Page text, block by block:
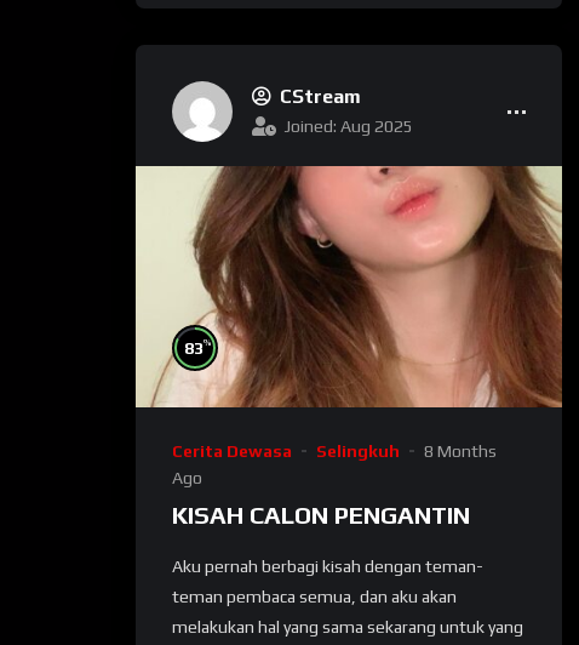
CStream
Joined: Aug 2025
83%
Cerita Dewasa Selingkuh
8 Months
Ago
KISAH CALON PENGANTIN
Aku pernah berbagi kisah dengan teman-
teman pembaca semua, dan aku akan
melakukan hal yang sama sekarang untuk yang